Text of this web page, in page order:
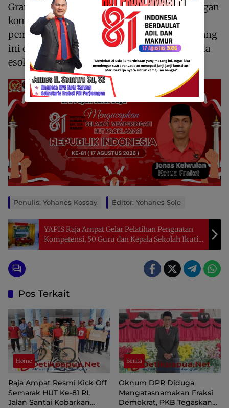
Grand Baliem Hotel pada hari ini ditutup dengan
komitmen bersama untuk melanjutkan
pembahasan Raperda APBD Tahun 2026. Sidang
ini dijadwalkan akan dilanjutkan kembali pada
esok hari untuk agenda berikutnya.
Penulis: Yohanes Kossay Editor: Yohanes Sole
YAPIS Raja Ampat Gelar Pelatihan Penguatan
Kompetensi, 50 Guru dan Kepala Sekolah Ikuti
Program Menuju Generasi Emas 2045
Pos Terkait
Home
Raja Ampat Resmi Kick Off
Semarak HUT Ke-81 RI,
Jalan Santai Kobarkan
Berita
Oknum DPR Diduga
Mengatasnamakan Fraksi
Demokrat, PKB Tegaskan